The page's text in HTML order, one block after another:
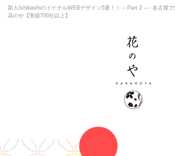
新人IshibashiのイケテルWEBデザイン5選！！ – Part 2 – - 名古屋
花のや【実績700社以上】